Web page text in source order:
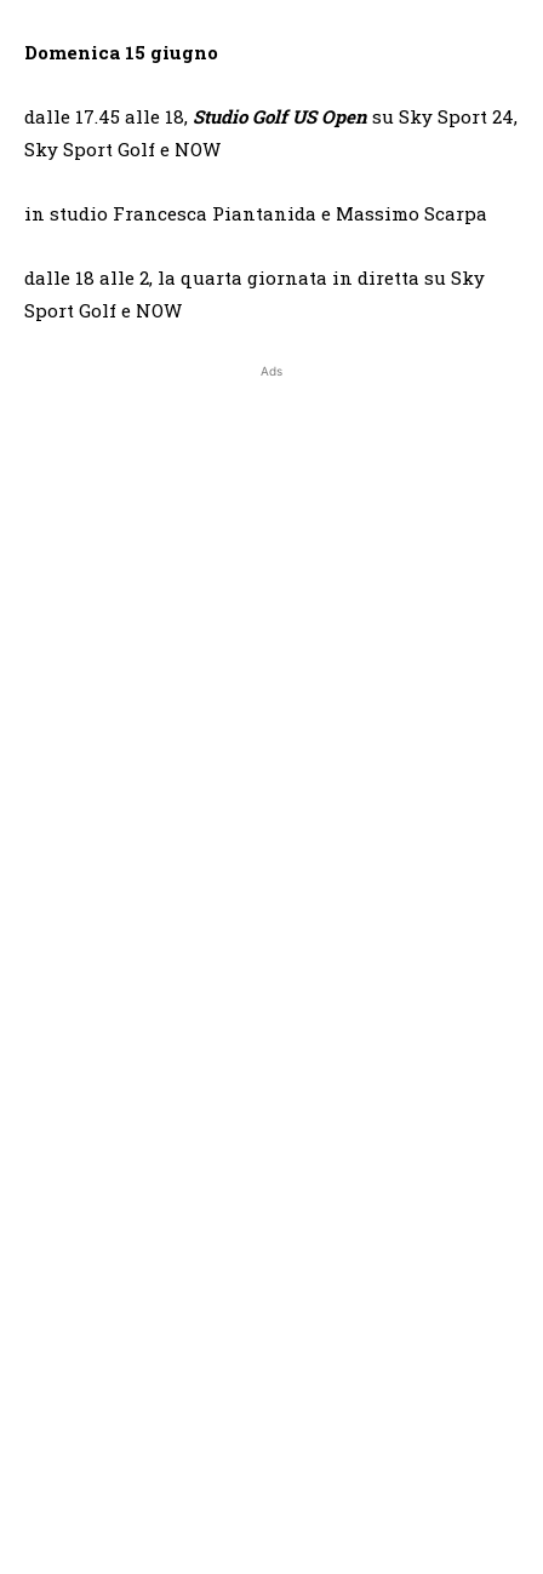
Domenica 15 giugno
dalle 17.45 alle 18, Studio Golf US Open su Sky Sport 24,
Sky Sport Golf e NOW
in studio Francesca Piantanida e Massimo Scarpa
dalle 18 alle 2, la quarta giornata in diretta su Sky
Sport Golf e NOW
Ads